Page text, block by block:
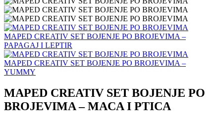
MAPED CREATIV SET BOJENJE PO BROJEVIMA –
PAPAGAJ I LEPTIR
MAPED CREATIV SET BOJENJE PO BROJEVIMA –
YUMMY
MAPED CREATIV SET BOJENJE PO
BROJEVIMA – MACA I PTICA